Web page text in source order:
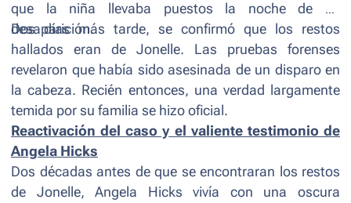
que la niña llevaba puestos la noche de su
desaparición.
Dos días más tarde, se confirmó que los restos
hallados eran de Jonelle. Las pruebas forenses
revelaron que había sido asesinada de un disparo en
la cabeza. Recién entonces, una verdad largamente
temida por su familia se hizo oficial.
Reactivación del caso y el valiente testimonio de
Angela Hicks
Dos décadas antes de que se encontraran los restos
de Jonelle, Angela Hicks vivía con una oscura